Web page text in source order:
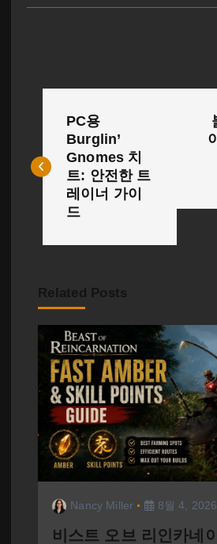
색
PC용
Burglin’
Gnomes 치
트: 안전한 트
레이너 가이
드
Related Posts
Nancy Miller 8월 4, 2026
비스트 오브 리인카네